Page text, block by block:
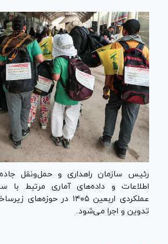
رئیس سازمان راهداری و حمل‌ونقل
اطلاعات و داده‌های آماری مرتبط با
عملکردی اربعین ۱۴۰۵ در
تدوین و اجرا می‌شود.